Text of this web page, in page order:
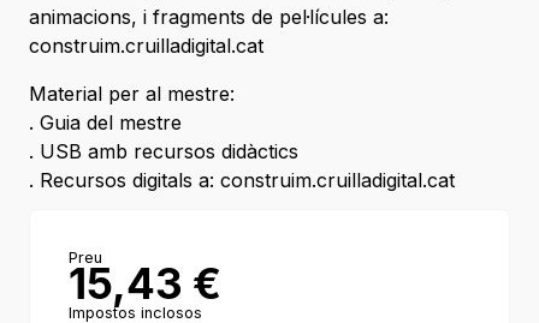
animacions, i fragments de pel·lícules a:
construim.cruilladigital.cat
Material per al mestre:
. Guia del mestre
. USB amb recursos didàctics
. Recursos digitals a: construim.cruilladigital.cat
Preu
15,43 €
Impostos inclosos